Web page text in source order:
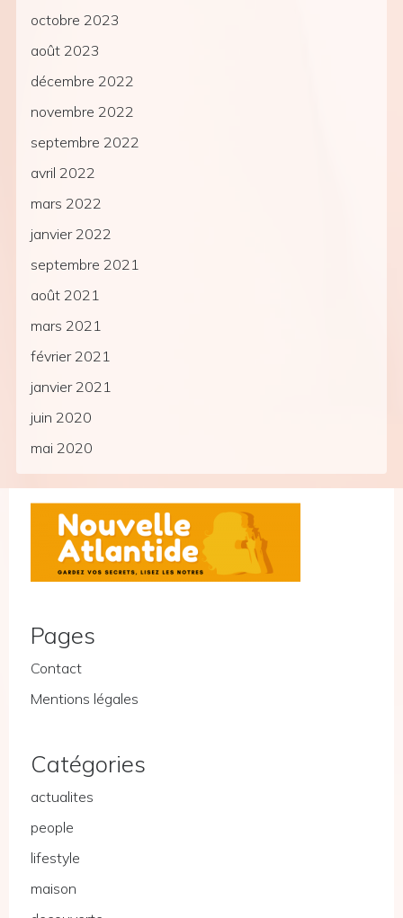
octobre 2023
août 2023
décembre 2022
novembre 2022
septembre 2022
avril 2022
mars 2022
janvier 2022
septembre 2021
août 2021
mars 2021
février 2021
janvier 2021
juin 2020
mai 2020
Pages
Contact
Mentions légales
Catégories
actualites
people
lifestyle
maison